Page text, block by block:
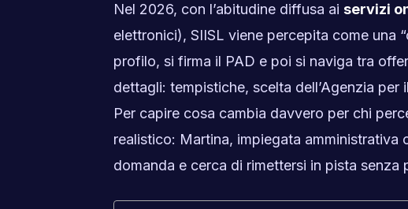
Nel 2026, con l’abitudine diffusa ai servizi
elettronici), SIISL viene percepita come una
profilo, si firma il PAD e poi si naviga tra
dettagli: tempistiche, scelta dell’Agenzia
Per capire cosa cambia davvero per chi
realistico: Martina, impiegata
domanda e cerca di rimettersi in pista senza